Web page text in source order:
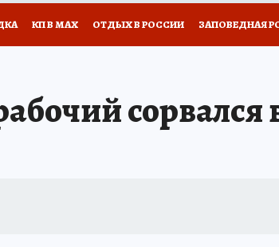
КП В МАХ ОТДЫХ В РОССИИ ЗАПОВЕДНАЯ
сорвался